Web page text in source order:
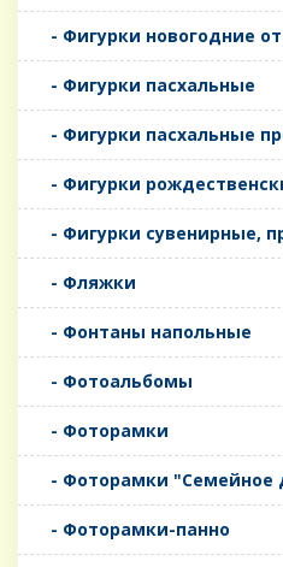
- Фигурки новогодние
- Фигурки пасхальные
- Фигурки пасхальные
- Фигурки
- Фигурки сувенирные,
- Фляжки
- Фонтаны напольные
- Фотоальбомы
- Фоторамки
- Фоторамки "Семейное
- Фоторамки-панно